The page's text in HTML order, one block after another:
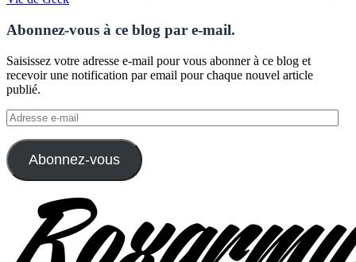
Abonnez-vous à ce blog par e-mail.
Saisissez votre adresse e-mail pour vous abonner à ce blog et
recevoir une notification par email pour chaque nouvel article
publié.
Adresse
e-
mail
Abonnez-vous